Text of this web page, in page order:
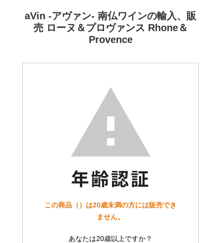
aVin -アヴァン- 南仏ワインの輸入、販
売 ローヌ＆プロヴァンス Rhone＆
Provence
この商品（）は20歳未満の方には販売でき
ません。
あなたは20歳以上ですか？